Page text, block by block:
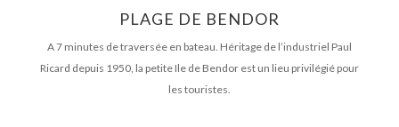
PLAGE DE BENDOR
A 7 minutes de traversée en bateau. Héritage de l’industriel Paul
Ricard depuis 1950, la petite Ile de Bendor est un lieu privilégié pour
les touristes.